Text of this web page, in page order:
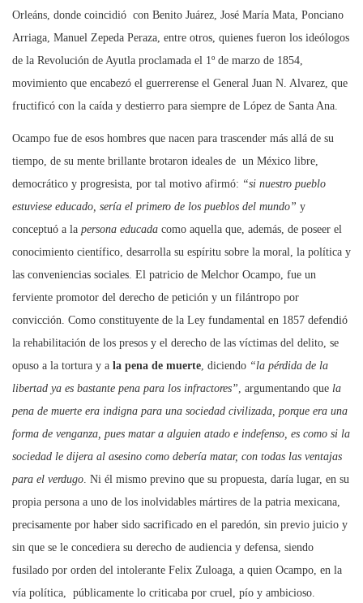
Orleáns, donde coincidió con Benito Juárez, José María Mata, Ponciano
Arriaga, Manuel Zepeda Peraza, entre otros, quienes fueron los ideólogos
de la Revolución de Ayutla proclamada el 1º de marzo de 1854,
movimiento que encabezó el guerrerense el General Juan N. Alvarez, que
fructificó con la caída y destierro para siempre de López de Santa Ana.
Ocampo fue de esos hombres que nacen para trascender más allá de su
tiempo, de su mente brillante brotaron ideales de un México libre,
democrático y progresista, por tal motivo afirmó: “si nuestro pueblo
estuviese educado, sería el primero de los pueblos del mundo” y
conceptuó a la persona educada como aquella que, además, de poseer el
conocimiento científico, desarrolla su espíritu sobre la moral, la política y
las conveniencias sociales. El patricio de Melchor Ocampo, fue un
ferviente promotor del derecho de petición y un filántropo por
convicción. Como constituyente de la Ley fundamental en 1857 defendió
la rehabilitación de los presos y el derecho de las víctimas del delito, se
opuso a la tortura y a la pena de muerte , diciendo “la pérdida de la
libertad ya es bastante pena para los infractores” , argumentando que la
pena de muerte era indigna para una sociedad civilizada, porque era una
forma de venganza, pues matar a alguien atado e indefenso, es como si la
sociedad le dijera al asesino como debería matar, con todas las ventajas
para el verdugo . Ni él mismo previno que su propuesta, daría lugar, en su
propia persona a uno de los inolvidables mártires de la patria mexicana,
precisamente por haber sido sacrificado en el paredón, sin previo juicio y
sin que se le concediera su derecho de audiencia y defensa, siendo
fusilado por orden del intolerante Felix Zuloaga, a quien Ocampo, en la
vía política, públicamente lo criticaba por cruel, pío y ambicioso.